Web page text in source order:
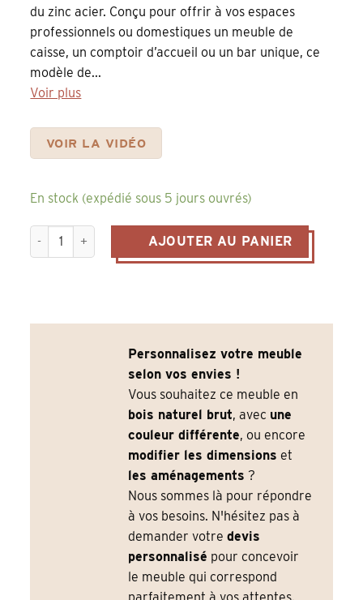
du zinc acier. Conçu pour offrir à vos espaces
professionnels ou domestiques un meuble de
caisse, un comptoir d’accueil ou un bar unique, ce
modèle de...
Voir plus
VOIR LA VIDÉO
En stock (expédié sous 5 jours ouvrés)
quantité de Comptoir de Bar PRESTON en Pin Naturel avec
AJOUTER AU PANIER
Personnalisez votre meuble
selon vos envies !
Vous souhaitez ce meuble en
bois naturel brut, avec une
couleur différente, ou encore
modifier les dimensions et
les aménagements ?
Nous sommes là pour répondre
à vos besoins. N'hésitez pas à
demander votredevis
personnalisé pour concevoir
le meuble qui correspond